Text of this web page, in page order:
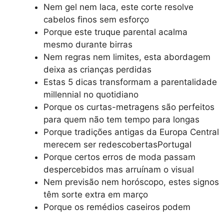
Nem gel nem laca, este corte resolve
cabelos finos sem esforço
Porque este truque parental acalma
mesmo durante birras
Nem regras nem limites, esta abordagem
deixa as crianças perdidas
Estas 5 dicas transformam a parentalidade
millennial no quotidiano
Porque os curtas-metragens são perfeitos
para quem não tem tempo para longas
Porque tradições antigas da Europa Central
merecem ser redescobertasPortugal
Porque certos erros de moda passam
despercebidos mas arruínam o visual
Nem previsão nem horóscopo, estes signos
têm sorte extra em março
Porque os remédios caseiros podem